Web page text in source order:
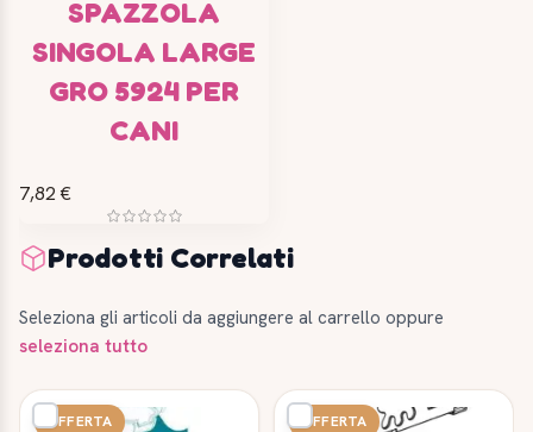
SPAZZOLA
SINGOLA LARGE
GRO 5924 PER
CANI
7,82 €
Prodotti Correlati
Seleziona gli articoli da aggiungere al carrello oppure
seleziona tutto
OFFERTA OFFERTA